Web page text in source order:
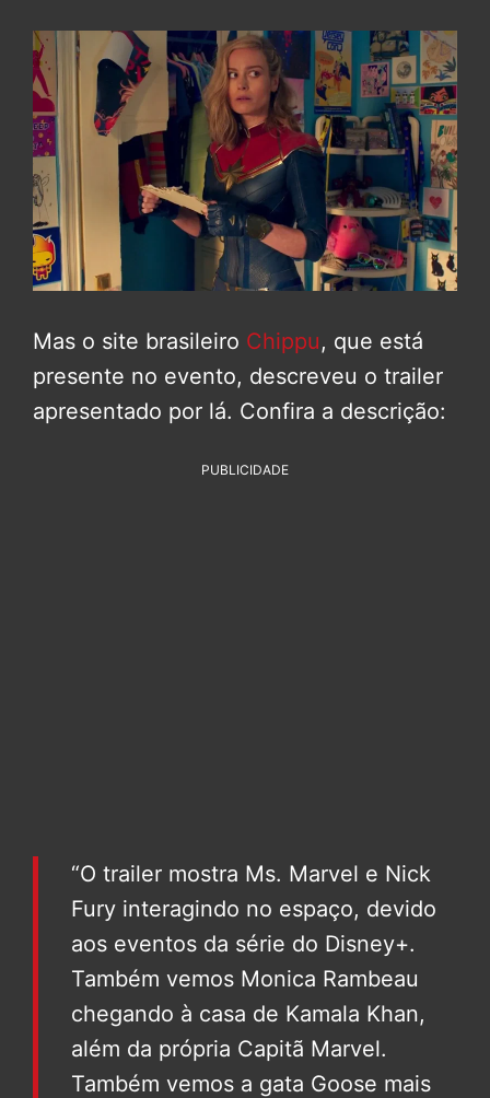
Mas o site brasileiro Chippu, que está
presente no evento, descreveu o trailer
apresentado por lá. Confira a descrição:
PUBLICIDADE
“O trailer mostra Ms. Marvel e Nick
Fury interagindo no espaço, devido
aos eventos da série do Disney+.
Também vemos Monica Rambeau
chegando à casa de Kamala Khan,
além da própria Capitã Marvel.
Também vemos a gata Goose mais